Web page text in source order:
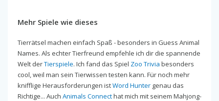
Mehr Spiele wie dieses
Tierrätsel machen einfach Spaß - besonders in Guess Animal
Names. Als echter Tierfreund empfehle ich dir die spannende
Welt derTierspiele. Ich fand das Spiel Zoo Trivia besonders
cool, weil man sein Tierwissen testen kann. Für noch mehr
knifflige Herausforderungen istWord Hunter genau das
Richtige... Auch Animals Connecthat mich mit seinem Mahjong-